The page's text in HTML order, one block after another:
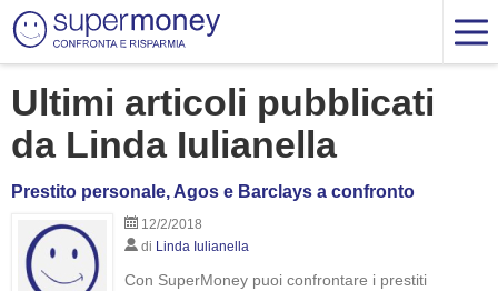
Ultimi articoli pubblicati
da Linda Iulianella
Prestito personale, Agos e Barclays a confronto
12/2/2018
di Linda Iulianella
Con SuperMoney puoi confrontare i prestiti